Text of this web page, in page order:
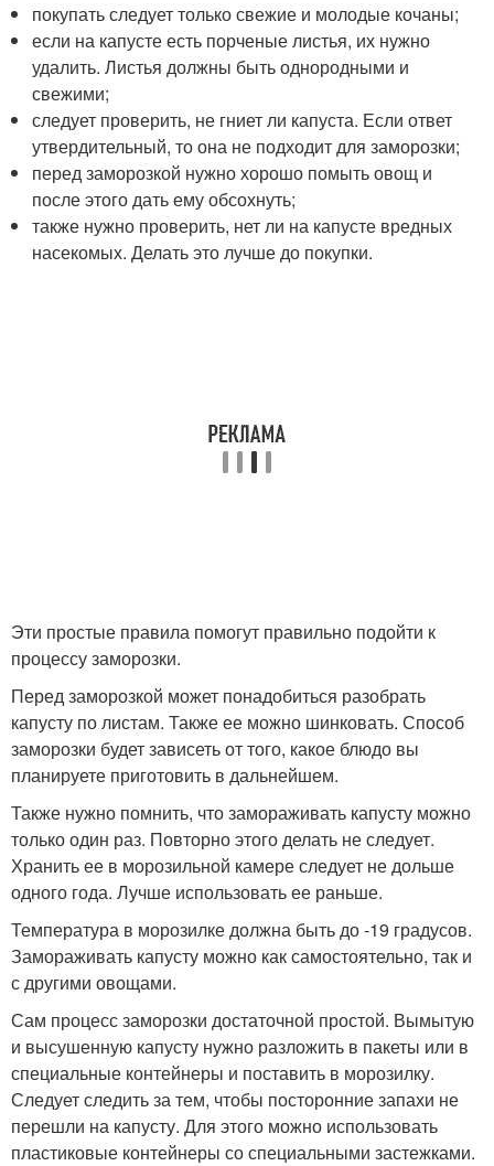
покупать следует только свежие и молодые кочаны;
если на капусте есть порченые листья, их нужно
удалить. Листья должны быть однородными и
свежими;
следует проверить, не гниет ли капуста. Если ответ
утвердительный, то она не подходит для заморозки;
перед заморозкой нужно хорошо помыть овощ и
после этого дать ему обсохнуть;
также нужно проверить, нет ли на капусте вредных
насекомых. Делать это лучше до покупки.
Эти простые правила помогут правильно подойти к
процессу заморозки.
Перед заморозкой может понадобиться разобрать
капусту по листам. Также ее можно шинковать. Способ
заморозки будет зависеть от того, какое блюдо вы
планируете приготовить в дальнейшем.
Также нужно помнить, что замораживать капусту можно
только один раз. Повторно этого делать не следует.
Хранить ее в морозильной камере следует не дольше
одного года. Лучше использовать ее раньше.
Температура в морозилке должна быть до -19 градусов.
Замораживать капусту можно как самостоятельно, так и
с другими овощами.
Сам процесс заморозки достаточной простой. Вымытую
и высушенную капусту нужно разложить в пакеты или в
специальные контейнеры и поставить в морозилку.
Следует следить за тем, чтобы посторонние запахи не
перешли на капусту. Для этого можно использовать
пластиковые контейнеры со специальными застежками.